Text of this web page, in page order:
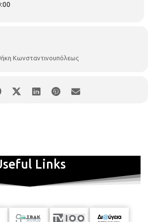
Κωνσταντινουπόλεως
Links